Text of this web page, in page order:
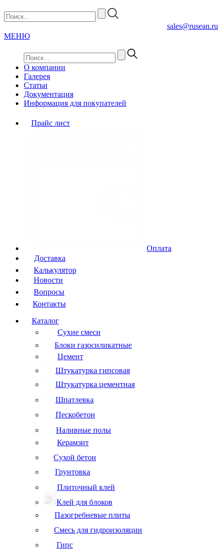
sales@rusean.ru
МЕНЮ
О компании
Галерея
Статьи
Документация
Информация для покупателей
Прайс лист
Оплата
Доставка
Калькулятор
Новости
Вопросы
Контакты
Каталог
Сухие смеси
Блоки газосиликатные
Цемент
Штукатурка гипсовая
Штукатурка цементная
Шпатлевка
Пескобетон
Наливные полы
Керамзит
Сухой бетон
Грунтовка
Плиточный клей
Клей для блоков
Пазогребневые плиты
Смесь для гидроизоляции
Гипс